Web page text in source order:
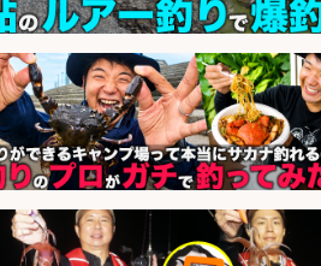
和食, 居酒屋/調理見習い・調理補助/
新鮮な魚料理×おでんの和食居酒屋
の若手スタッフ
会社名 サカナのハチベエ 矢場町店
sponsored by 求人ボックス
日払いOKで即日収入/ライン作業員/